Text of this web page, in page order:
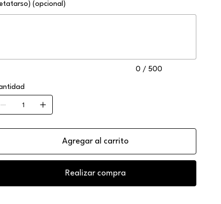
(opcional)
0 / 500
Agregar al carrito
Realizar compra